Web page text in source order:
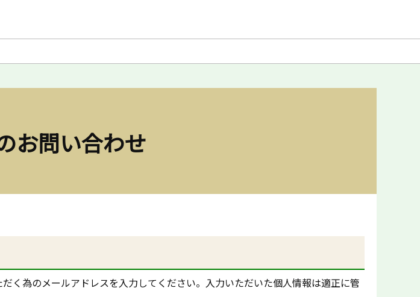
お問い合わせ
く為のメールアドレスを入力してください。入力いただいた個人情報は適正に管